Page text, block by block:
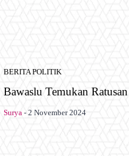
BERITA POLITIK
Bawaslu Temukan
Surya - 2 November 2024